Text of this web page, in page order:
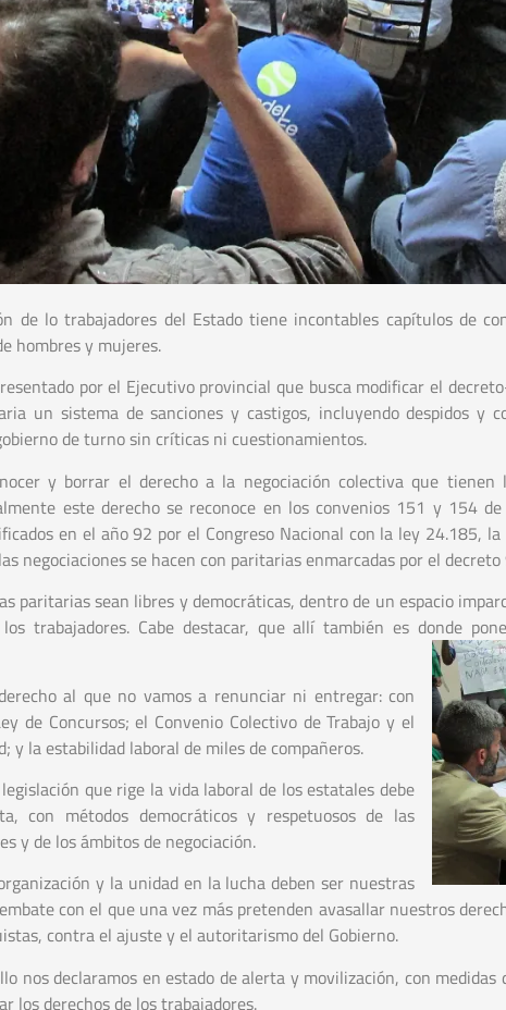
de lo trabajadores del Estado tiene incontables capítulos de
hombres y mujeres.
por el Ejecutivo provincial que busca modificar el
un sistema de sanciones y castigos, incluyendo despidos y
de turno sin críticas ni cuestionamientos.
y borrar el derecho a la negociación colectiva que tienen
este derecho se reconoce en los convenios 151 y 154
en el año 92 por el Congreso Nacional con la ley 24.185, la
negociaciones se hacen con paritarias enmarcadas por el
paritarias sean libres y democráticas, dentro de un espacio
trabajadores. Cabe destacar, que allí también es donde
al que no vamos a renunciar ni entregar: con
de Concursos; el Convenio Colectivo de Trabajo y el
y la estabilidad laboral de miles de compañeros.
que rige la vida laboral de los estatales debe
con métodos democráticos y respetuosos de las
y de los ámbitos de negociación.
y la unidad en la lucha deben ser nuestras
con el que una vez más pretenden avasallar nuestros
contra el ajuste y el autoritarismo del Gobierno.
nos declaramos en estado de alerta y movilización, con
los derechos de los trabajadores.